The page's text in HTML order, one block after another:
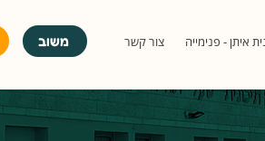
משוב איתן - פנימייה צור קשר